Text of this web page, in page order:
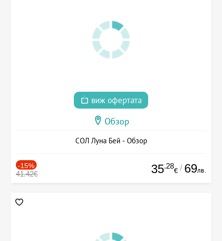
виж офертата
Обзор
СОЛ Луна Бей - Обзор
-15%
41.42€ 35.28
€ / 69лв.